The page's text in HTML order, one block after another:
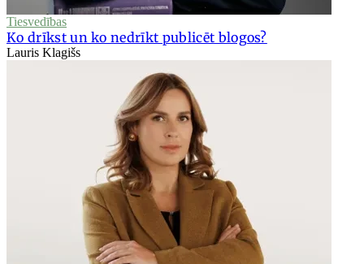
Tiesvedības
Ko drīkst un ko nedrīkt publicēt blogos?
Lauris Klagišs